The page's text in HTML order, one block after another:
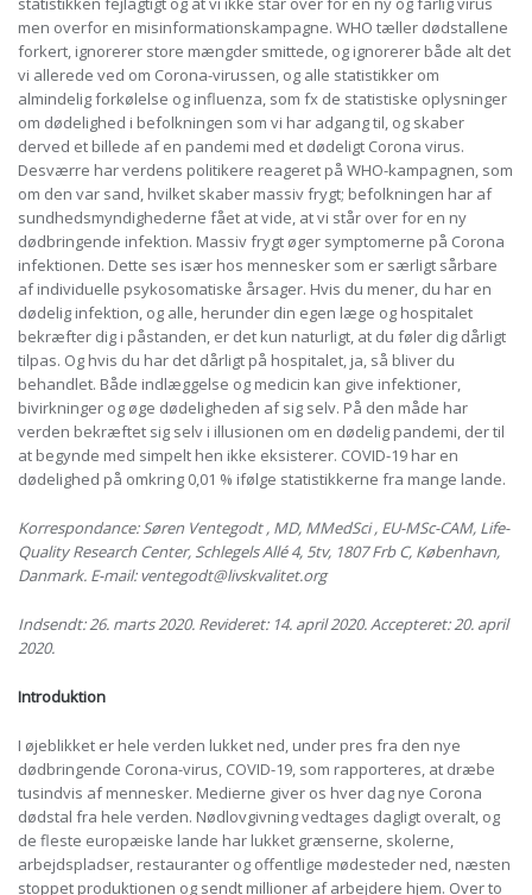
men overfor en misinformationskampagne. WHO tæller dødstallene
forkert, ignorerer store mængder smittede, og ignorerer både alt det
vi allerede ved om Corona-virussen, og alle statistikker om
almindelig forkølelse og influenza, som fx de statistiske oplysninger
om dødelighed i befolkningen som vi har adgang til, og skaber
derved et billede af en pandemi med et dødeligt Corona virus.
Desværre har verdens politikere reageret på WHO-kampagnen, som
om den var sand, hvilket skaber massiv frygt; befolkningen har af
sundhedsmyndighederne fået at vide, at vi står over for en ny
dødbringende infektion. Massiv frygt øger symptomerne på Corona
infektionen. Dette ses især hos mennesker som er særligt sårbare
af individuelle psykosomatiske årsager. Hvis du mener, du har en
dødelig infektion, og alle, herunder din egen læge og hospitalet
bekræfter dig i påstanden, er det kun naturligt, at du føler dig dårligt
tilpas. Og hvis du har det dårligt på hospitalet, ja, så bliver du
behandlet. Både indlæggelse og medicin kan give infektioner,
bivirkninger og øge dødeligheden af ​​sig selv. På den måde har
verden bekræftet sig selv i illusionen om en dødelig pandemi, der til
at begynde med simpelt hen ikke eksisterer. COVID-19 har en
dødelighed på omkring 0,01 % ifølge statistikkerne fra mange lande.
Korrespondance: Søren Ventegodt , MD, MMedSci , EU-MSc-CAM, Life-
Quality Research Center, Schlegels Allé 4, 5tv, 1807 Frb C, København,
Danmark. E-mail: ventegodt@livskvalitet.org
Indsendt: 26. marts 2020. Revideret: 14. april 2020. Accepteret: 20. april
2020.
Introduktion
I øjeblikket er hele verden lukket ned, under pres fra den nye
dødbringende Corona-virus, COVID-19, som rapporteres, at dræbe
tusindvis af mennesker. Medierne giver os hver dag nye Corona
dødstal fra hele verden. Nødlovgivning vedtages dagligt overalt, og
de fleste europæiske lande har lukket grænserne, skolerne,
arbejdspladser, restauranter og offentlige mødesteder ned, næsten
stoppet produktionen og sendt millioner af arbejdere hjem. Over to